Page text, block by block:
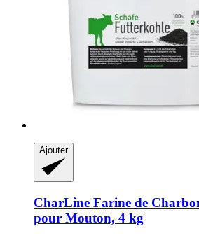
Ajouter
CharLine Farine de
pour Mouton, 4 kg